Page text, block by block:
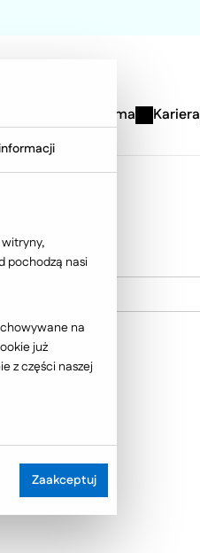
Firma Kariera
pochodzą nasi
na
już
z części naszej
Zaakceptuj